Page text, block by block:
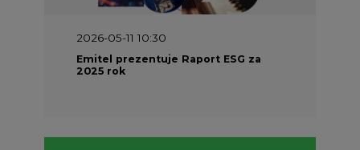
2026-05-11 10:30
Emitel prezentuje Raport ESG za
2025 rok